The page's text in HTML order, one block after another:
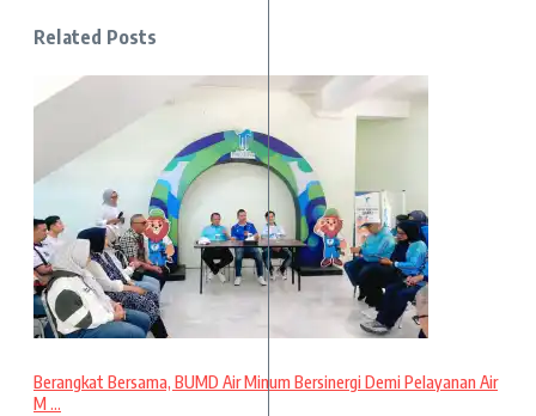
Related Posts
Berangkat Bersama, BUMD Air Minum Bersinergi Demi Pelayanan Air
M ...